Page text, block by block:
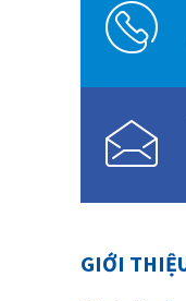
GIỚI